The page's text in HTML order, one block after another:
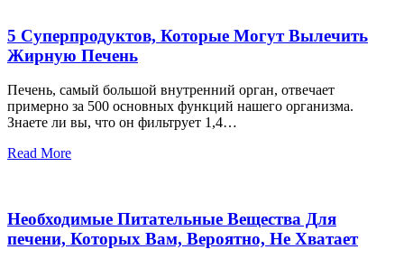
5 Суперпродуктов, Которые Могут Вылечить
Жирную Печень
Печень, самый большой внутренний орган, отвечает
примерно за 500 основных функций нашего организма.
Знаете ли вы, что он фильтрует 1,4…
Read More
Необходимые Питательные Вещества Для
печени, Которых Вам, Вероятно, Не Хватает